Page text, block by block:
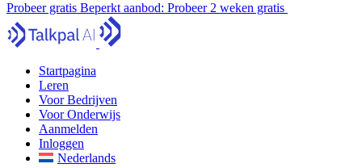
Probeer gratis Beperkt aanbod: Probeer 2 weken gratis
Startpagina
Leren
Voor Bedrijven
Voor Onderwijs
Aanmelden
Inloggen
Nederlands